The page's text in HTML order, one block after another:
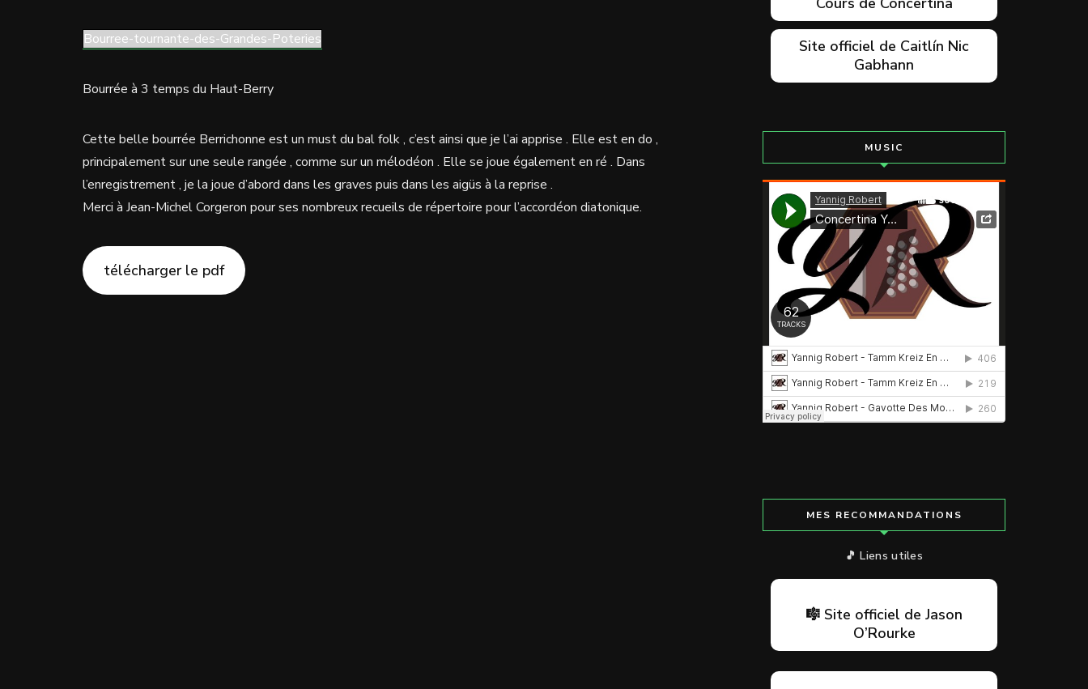
Bourree-tournante-des-Grandes-Poteries
Bourrée à 3 temps du Haut-Berry
Cette belle bourrée Berrichonne est un must du bal folk , c’est ainsi que je l’ai apprise . Elle est en do ,
principalement sur une seule rangée , comme sur un mélodéon . Elle se joue également en ré . Dans
l’enregistrement , je la joue d’abord dans les graves puis dans les aigüs à la reprise .
Merci à Jean-Michel Corgeron pour ses nombreux recueils de répertoire pour l’accordéon diatonique.
télécharger le pdf
Site officiel de Caitlín Nic
Gabhann
MUSIC
MES RECOMMANDATIONS
🎵 Liens utiles
🎼 Site officiel de Jason
O’Rourke